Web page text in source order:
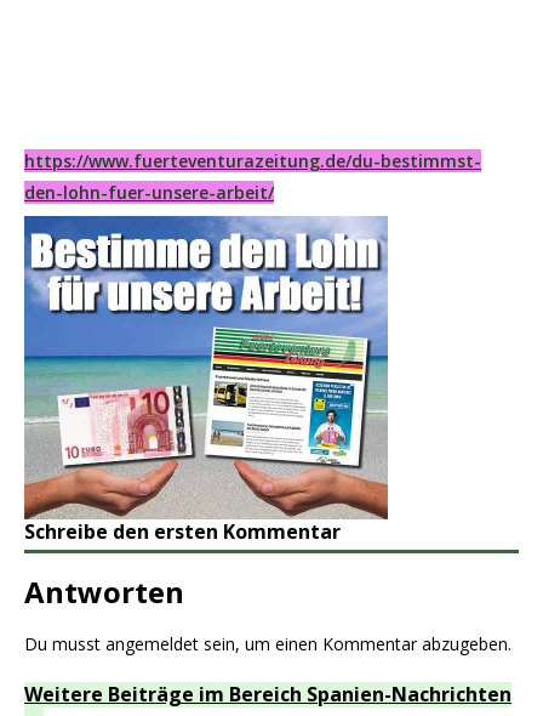
https://www.fuerteventurazeitung.de/du-bestimmst-
den-lohn-fuer-unsere-arbeit/
Schreibe den ersten Kommentar
Antworten
Du musst angemeldet sein, um einen Kommentar abzugeben.
Weitere Beiträge im Bereich Spanien-Nachrichten